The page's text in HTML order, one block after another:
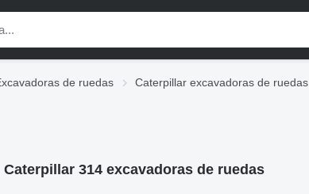
de ruedas Caterpillar excavadoras de ruedas
Caterpillar 314 excavadoras de ruedas